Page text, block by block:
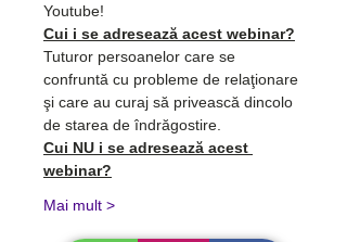
Youtube!
Cui i se adresează acest webinar?
Tuturor persoanelor care se
confruntă cu probleme de relaţionare
şi care au curaj să privească dincolo
de starea de îndrăgostire.
Cui NU i se adresează acest
webinar?
Mai mult >